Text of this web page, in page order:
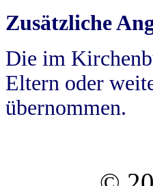
Zusätzliche
Die im
Eltern oder
übernommen.